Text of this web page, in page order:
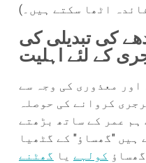
اٹھا سکتے ہیں۔)
کی تبدیلی کی
کے لئے اہلیت
اور معذوری کی وجہ سے
کروانے کی حوصلہ
ہم عمر کے ساتھ بڑھتے
ہیں "گھساؤ" کے گٹھیا
کولہے یا گھٹنے